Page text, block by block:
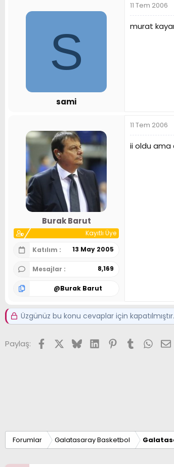
S
sami
11 Tem 2006
murat
Burak Barut
Kayıtlı Üye
Katılım
13 May 2005
Mesajlar 8,169
@Burak Barut
11 Tem 2006
ii oldu ama
Üzgünüz bu konu cevaplar için
Paylaş: FacebookX (Twitter)
BlueskyLinkedInPinterest
Tumblr
Forumlar Galatasaray Basketbol